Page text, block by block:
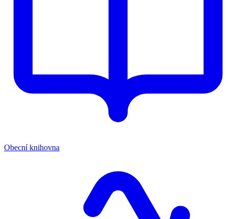
Obecní knihovna